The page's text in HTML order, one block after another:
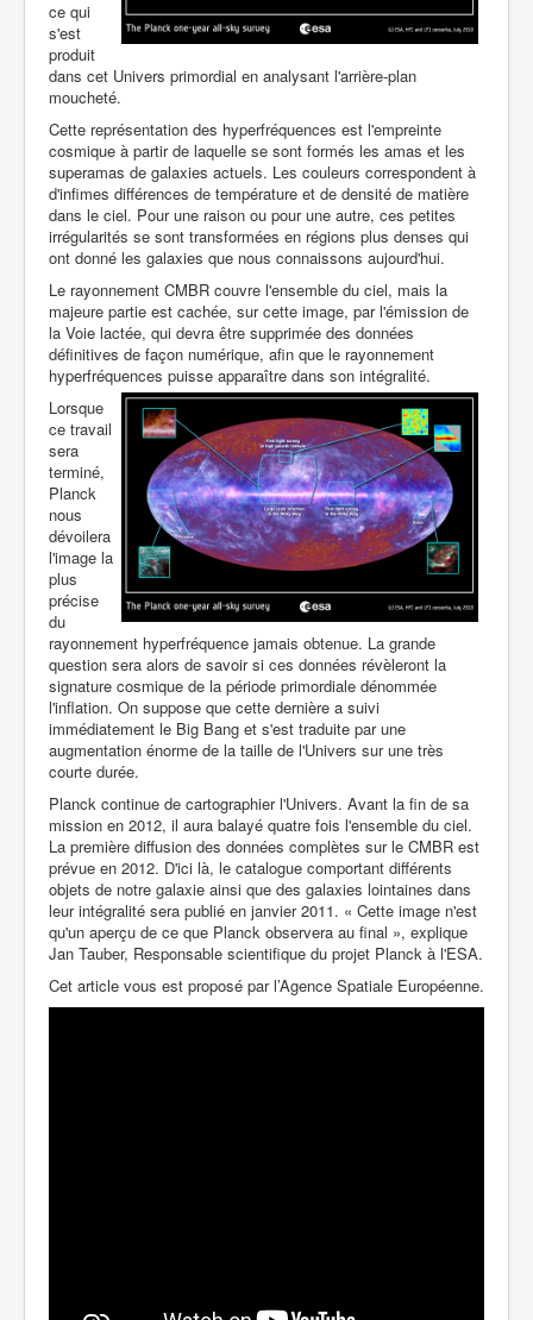
ce qui
s'est
produit
dans cet Univers primordial en analysant l'arrière-plan
moucheté.
Cette représentation des hyperfréquences est l'empreinte
cosmique à partir de laquelle se sont formés les amas et les
superamas de galaxies actuels. Les couleurs correspondent à
d'infimes différences de température et de densité de matière
dans le ciel. Pour une raison ou pour une autre, ces petites
irrégularités se sont transformées en régions plus denses qui
ont donné les galaxies que nous connaissons aujourd'hui.
Le rayonnement CMBR couvre l'ensemble du ciel, mais la
majeure partie est cachée, sur cette image, par l'émission de
la Voie lactée, qui devra être supprimée des données
définitives de façon numérique, afin que le rayonnement
hyperfréquences puisse apparaître dans son intégralité.
Lorsque
ce travail
sera
terminé,
Planck
nous
dévoilera
l'image la
plus
précise
du
rayonnement hyperfréquence jamais obtenue. La grande
question sera alors de savoir si ces données révèleront la
signature cosmique de la période primordiale dénommée
l'inflation. On suppose que cette dernière a suivi
immédiatement le Big Bang et s'est traduite par une
augmentation énorme de la taille de l'Univers sur une très
courte durée.
Planck continue de cartographier l'Univers. Avant la fin de sa
mission en 2012, il aura balayé quatre fois l'ensemble du ciel.
La première diffusion des données complètes sur le CMBR est
prévue en 2012. D'ici là, le catalogue comportant différents
objets de notre galaxie ainsi que des galaxies lointaines dans
leur intégralité sera publié en janvier 2011. « Cette image n'est
qu'un aperçu de ce que Planck observera au final », explique
Jan Tauber, Responsable scientifique du projet Planck à l'ESA.
Cet article vous est proposé par l’Agence Spatiale Européenne.